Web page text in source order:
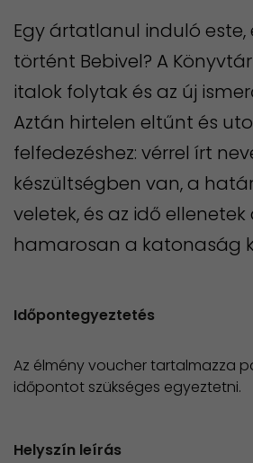
Egy ártatlanul induló este,
történt Bebivel? A
italok folytak és az új
Aztán hirtelen eltűnt és
felfedezéshez: vérrel írt
készültségben van, a
veletek, és az idő
hamarosan a katonaság
Időpontegyeztetés
Az élmény voucher tartalmazza
időpontot szükséges egyeztetni.
Helyszín leírás